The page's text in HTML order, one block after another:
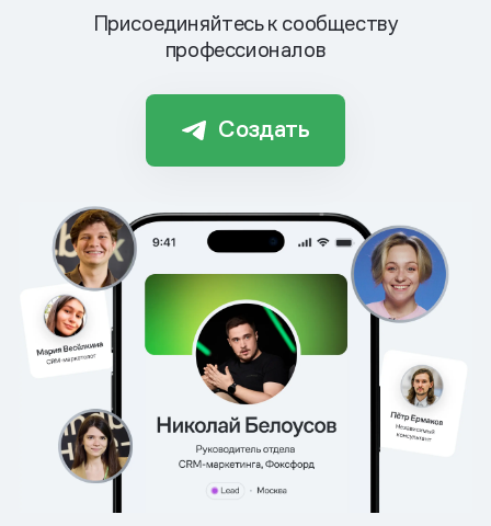
Присоединяйтесь к сообществу
профессионалов
Создать